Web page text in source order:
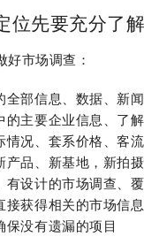
位先要充分了
市场调查：
全部信息、数据、新
主要企业信息、了
情况、套系价格、客
品、新基地，新拍
设计的市场调查、
接获得相关的市场信息
没有遗漏的项目